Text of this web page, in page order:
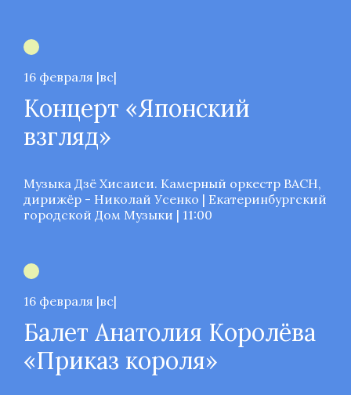
16 февраля |вс|
Концерт «Японский
взгляд»
Музыка Дзё Хисаиси. Камерный оркестр BACH,
дирижёр - Николай Усенко | Екатеринбургский
городской Дом Музыки | 11:00
16 февраля |вс|
Балет Анатолия Королёва
«Приказ короля»